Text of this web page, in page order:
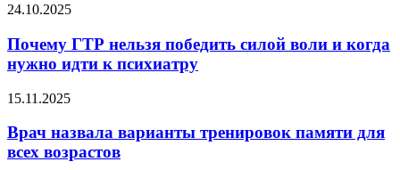
лечения
Почему
нельзя
победить
силой
и
нужно
идти
24.10.2025
Почему ГТР нельзя победить силой воли и когда
нужно идти к психиатру
Врач
варианты
тренировок
памяти
15.11.2025
Врач назвала варианты тренировок памяти для
всех возрастов